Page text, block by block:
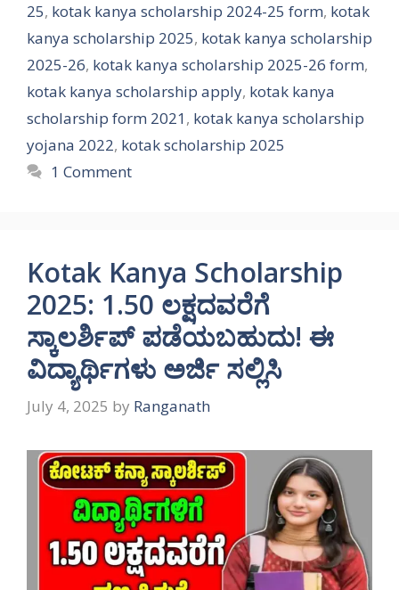
25, kotak kanya scholarship 2024-25 form, kotak
kanya scholarship 2025, kotak kanya scholarship
2025-26, kotak kanya scholarship 2025-26 form,
kotak kanya scholarship apply, kotak kanya
scholarship form 2021, kotak kanya scholarship
yojana 2022, kotak scholarship 2025
1 Comment
Kotak Kanya Scholarship
2025: 1.50 ಲಕ್ಷದವರೆಗೆ
ಸ್ಕಾಲರ್ಶಿಪ್ ಪಡೆಯಬಹುದು! ಈ
ವಿದ್ಯಾರ್ಥಿಗಳು ಅರ್ಜಿ ಸಲ್ಲಿಸಿ
July 4, 2025 by Ranganath